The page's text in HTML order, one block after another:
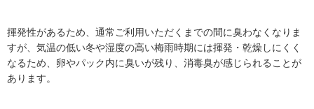
揮発性があるため、通常ご利用いただくまでの間に臭わなくなりま
すが、気温の低い冬や湿度の高い梅雨時期には揮発・乾燥しにくく
なるため、卵やパック内に臭いが残り、消毒臭が感じられることが
あります。